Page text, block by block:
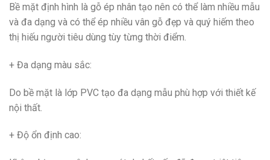
Bề mặt định hình là gỗ ép nhân tạo nên có thể làm nhiều mẫu
và đa dạng và có thể ép nhiều vân gỗ đẹp và quý hiếm theo
thị hiếu người tiêu dùng tùy từng thời điểm.
+ Đa dạng màu sắc:
Do bề mặt là lớp PVC tạo đa dạng mẫu phù hợp với thiết kế
nội thất.
+ Độ ổn định cao: